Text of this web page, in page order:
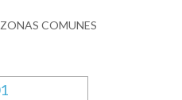
ZONAS COMUNES